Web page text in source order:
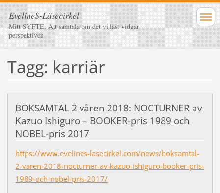
EvelineS-Läsecirkel
Mitt SYFTE: Att samtala om det vi läst vidgar
perspektiven
Tagg: karriär
BOKSAMTAL 2 våren 2018: NOCTURNER av
Kazuo Ishiguro – BOOKER-pris 1989 och
NOBEL-pris 2017
https://www.evelines-lasecirkel.com/news/boksamtal-
2-varen-2018-nocturner-av-kazuo-ishiguro-booker-pris-
1989-och-nobel-pris-2017/